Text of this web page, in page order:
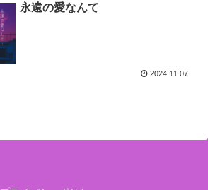
永遠の愛なんて
2024.11.07